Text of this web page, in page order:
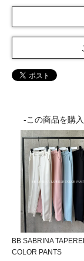
-この商品を購
BB SABRINA
COLOR PANTS